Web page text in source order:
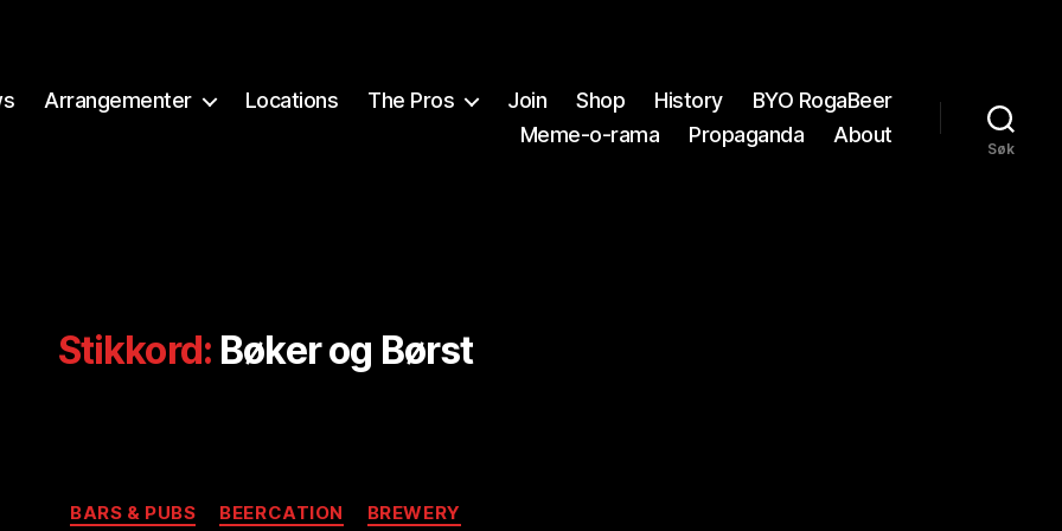
Arrangementer Locations The Pros Join Shop History
BYO RogaBeer
Meme-o-rama
Propaganda About
Søk
Stikkord: Bøker og Børst
Kategorier
BARS & PUBS BEERCATION BREWERY